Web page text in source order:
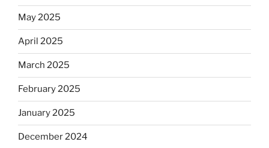
May 2025
April 2025
March 2025
February 2025
January 2025
December 2024